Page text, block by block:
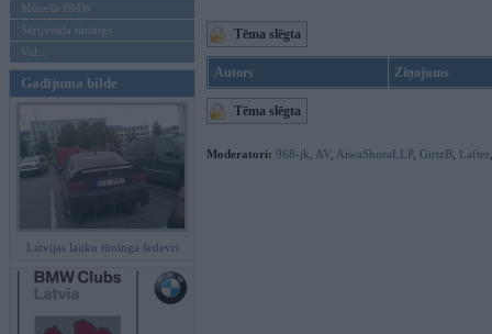
Mēneša BMW
Sērijveida tūnings
Vel...
Gadījuma bilde
Latvijas lauku tūninga šedevri
Tēma slēgta
Autors Ziņojums
Tēma slēgta
Moderatori: 968-jk AV AiwaShuraLLP, GirtzB Lafter